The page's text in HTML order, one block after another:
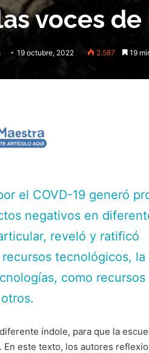
voces
19 octubre, 2022 2.587 19
el COVD-19 generó
negativos en
reveló y ratificó
tecnológicos, la
como recursos
índole, para que la
En este texto, los autores